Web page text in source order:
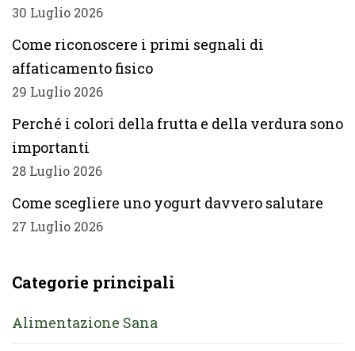
30 Luglio 2026
Come riconoscere i primi segnali di
affaticamento fisico
29 Luglio 2026
Perché i colori della frutta e della verdura sono
importanti
28 Luglio 2026
Come scegliere uno yogurt davvero salutare
27 Luglio 2026
Categorie principali
Alimentazione Sana